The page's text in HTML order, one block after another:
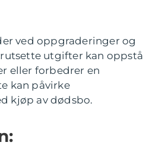
ved oppgraderinger og
utgifter kan oppstå
eller forbedrer en
kan påvirke
kjøp av dødsbo.